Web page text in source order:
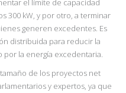
el límite de capacidad
300 kW, y por otro, a terminar
generen excedentes. Es
distribuida para reducir la
por la energía excedentaria.
de los proyectos net
y expertos, ya que